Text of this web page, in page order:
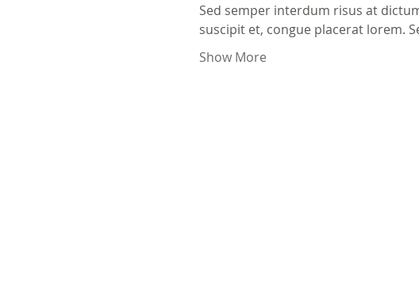
Sed semper interdum risus at
suscipit et, congue placerat lorem.
Show More